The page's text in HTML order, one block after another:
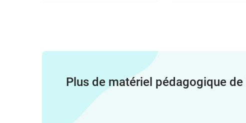
Plus de matériel pédagogique de